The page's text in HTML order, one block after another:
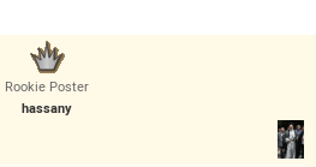
Rookie Poster
hassany